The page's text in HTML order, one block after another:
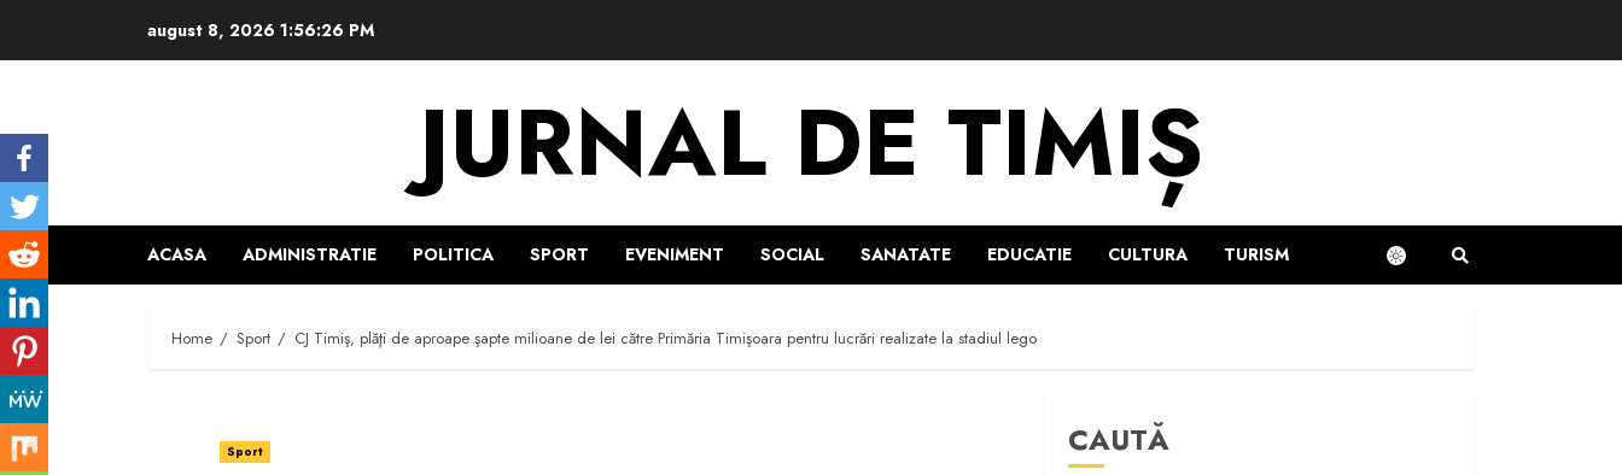
august 8, 2026 1:56:27 PM
JURNAL DE TIMIȘ
ACASA ADMINISTRATIE POLITICA SPORT EVENIMENT SOCIAL SANATATE EDUCATIE CULTURA TURISM
Home Sport CJ Timiş, plăţi de aproape şapte milioane de lei către Primăria Timişoara pentru lucrări realizate la stadiul lego
Sport CAUTĂ